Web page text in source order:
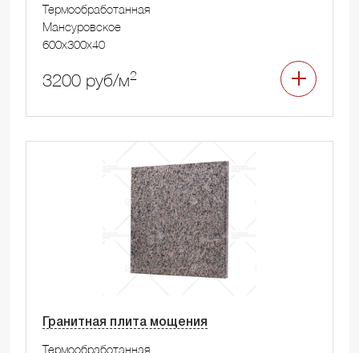
Термообработанная
Мансуровское
600x300x40
3200 руб/м2
Гранитная плита мощения
Термообработанная